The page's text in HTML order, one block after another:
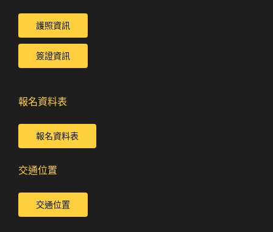
護照資訊
簽證資訊
報名資料表
報名資料表
交通位置
交通位置